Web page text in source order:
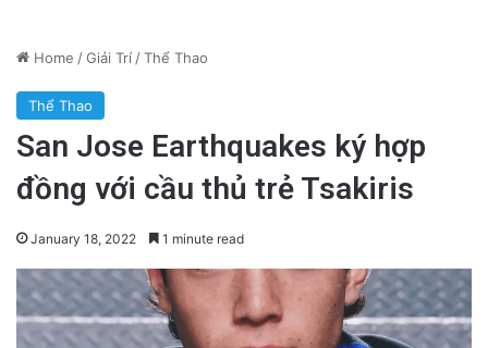
Home /Giải Trí /Thể Thao
Thể Thao
San Jose Earthquakes ký hợp
đồng với cầu thủ trẻ Tsakiris
January 18, 2022 1 minute read